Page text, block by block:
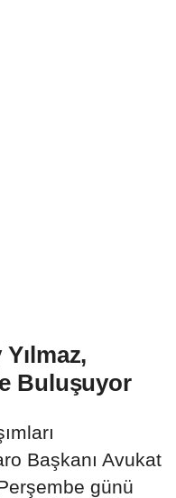
Buluşuyor
Başkanı Avukat
günü